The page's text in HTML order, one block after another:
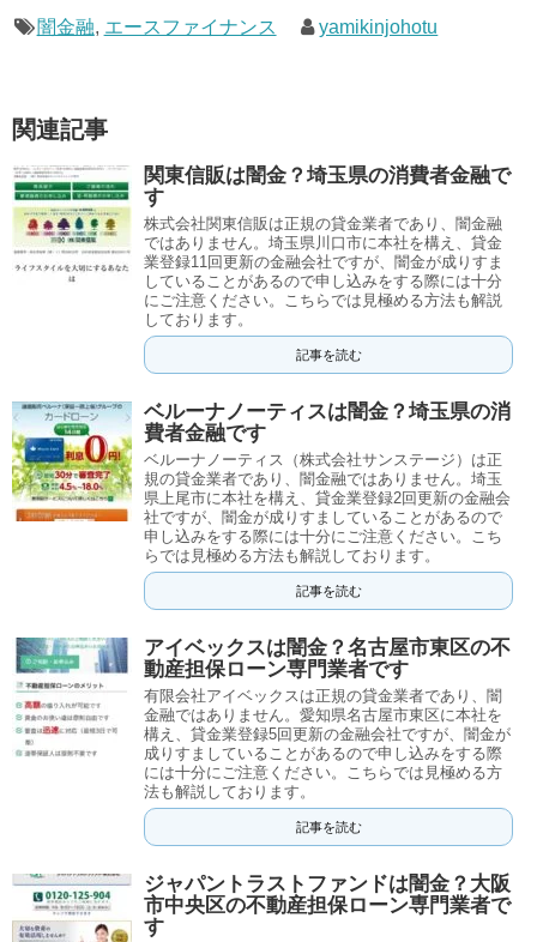
闇金融, エースファイナンス yamikinjohotu
関連記事
関東信販は闇金？埼玉県の消費者金融で
す
株式会社関東信販は正規の貸金業者であり、闇金融
ではありません。埼玉県川口市に本社を構え、貸金
業登録11回更新の金融会社ですが、闇金が成りすま
していることがあるので申し込みをする際には十分
にご注意ください。こちらでは見極める方法も解説
しております。
記事を読む
ベルーナノーティスは闇金？埼玉県の消
費者金融です
ベルーナノーティス（株式会社サンステージ）は正
規の貸金業者であり、闇金融ではありません。埼玉
県上尾市に本社を構え、貸金業登録2回更新の金融会
社ですが、闇金が成りすましていることがあるので
申し込みをする際には十分にご注意ください。こち
らでは見極める方法も解説しております。
記事を読む
アイベックスは闇金？名古屋市東区の不
動産担保ローン専門業者です
有限会社アイベックスは正規の貸金業者であり、闇
金融ではありません。愛知県名古屋市東区に本社を
構え、貸金業登録5回更新の金融会社ですが、闇金が
成りすましていることがあるので申し込みをする際
には十分にご注意ください。こちらでは見極める方
法も解説しております。
記事を読む
ジャパントラストファンドは闇金？大阪
市中央区の不動産担保ローン専門業者で
す